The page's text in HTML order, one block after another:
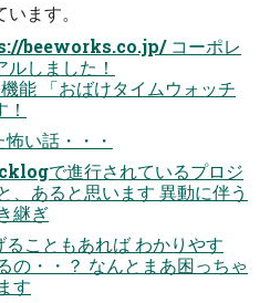
ます。
beeworks.co.jp/ コーポレ
しました！
能 「おばけタイムウォッチ
い話・・・
で進行されているプロジ
、あると思います 異動に伴う
継ぎ
こともあれば わかりやす
の・・？ なんとまあ困っちゃ
す